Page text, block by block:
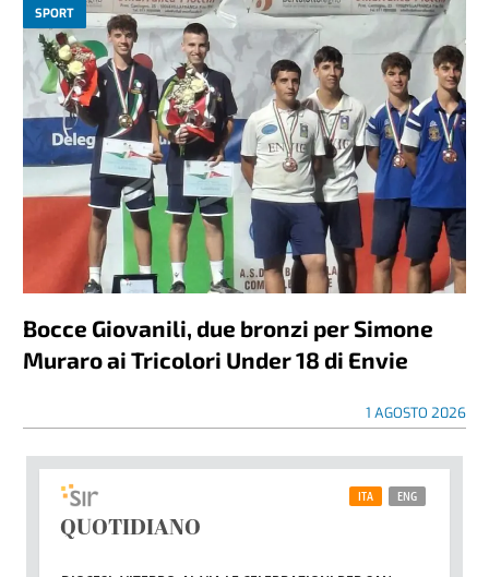
SPORT
Bocce Giovanili, due bronzi per Simone
Muraro ai Tricolori Under 18 di Envie
1 AGOSTO 2026